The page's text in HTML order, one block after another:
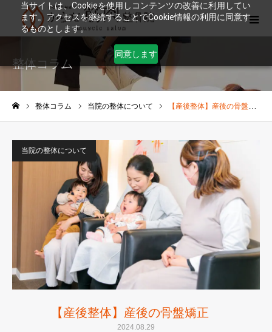
当サイトは、Cookieを使用しコンテンツの改善に利用してい
ます。アクセスを継続することでCookie情報の利用に同意す
るものとします。
同意します
整体コラム
整体コラム 当院の整体について 【産後整体】産後の骨盤矯正
当院の整体について
【産後整体】産後の骨盤矯正
2024.08.29